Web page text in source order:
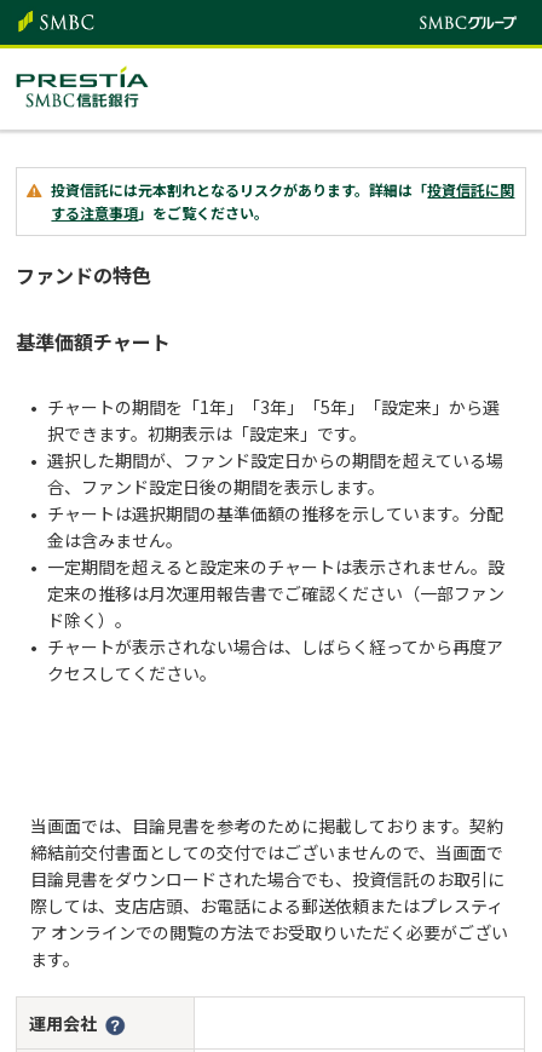
投資信託には元本割れとなるリスクがあります。詳細は「投資信託に関
する注意事項」をご覧ください。
ファンドの特色
基準価額チャート
チャートの期間を「1年」「3年」「5年」「設定来」から選
択できます。初期表示は「設定来」です。
選択した期間が、ファンド設定日からの期間を超えている場
合、ファンド設定日後の期間を表示します。
チャートは選択期間の基準価額の推移を示しています。分配
金は含みません。
一定期間を超えると設定来のチャートは表示されません。設
定来の推移は月次運用報告書でご確認ください（一部ファン
ド除く）。
チャートが表示されない場合は、しばらく経ってから再度ア
クセスしてください。
当画面では、目論見書を参考のために掲載しております。契約
締結前交付書面としての交付ではございませんので、当画面で
目論見書をダウンロードされた場合でも、投資信託のお取引に
際しては、支店店頭、お電話による郵送依頼またはプレスティ
ア オンラインでの閲覧の方法でお受取りいただく必要がござい
ます。
運用会社